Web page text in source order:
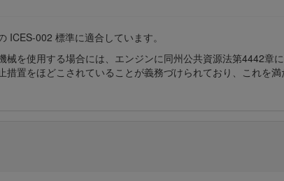
ICES-002 標準に適合しています。
を使用する場合には、エンジンに同州公共資源法第4442章
置をほどこされていることが義務づけられており、これを